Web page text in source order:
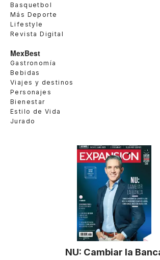
Basquetbol
Más Deporte
Lifestyle
Revista Digital
MexBest
Gastronomía
Bebidas
Viajes y destinos
Personajes
Bienestar
Estilo de Vida
Jurado
NU: Cambiar la